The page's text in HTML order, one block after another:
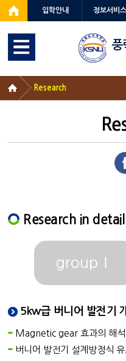
입학안내 정보서비스
풍
Research
Research in detail
groupⅠ
5kw급 버니어 발전기
Magnetic gear 효과의 해
버니어 발전기 설계방정식